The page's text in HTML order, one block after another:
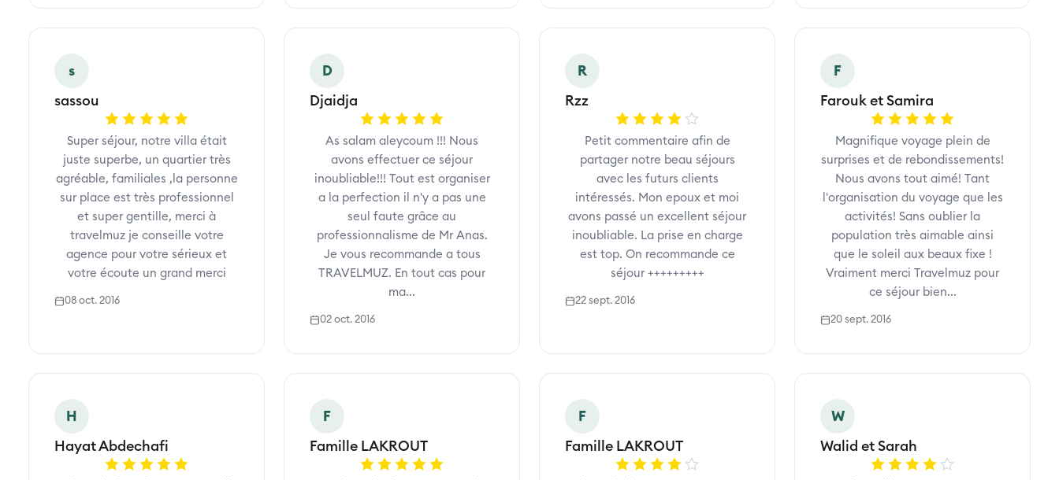
s
sassou
Super séjour, notre villa était
juste superbe, un quartier très
agréable, familiales ,la personne
sur place est très professionnel
et super gentille, merci à
travelmuz je conseille votre
agence pour votre sérieux et
votre écoute un grand merci
08 oct. 2016
D
Djaidja
As salam aleycoum !!! Nous
avons effectuer ce séjour
inoubliable!!! Tout est organiser
a la perfection il n'y a pas une
seul faute grâce au
professionnalisme de Mr Anas.
Je vous recommande a tous
TRAVELMUZ. En tout cas pour
ma...
02 oct. 2016
R
Rzz
Petit commentaire afin de
partager notre beau séjours
avec les futurs clients
intéressés. Mon epoux et moi
avons passé un excellent séjour
inoubliable. La prise en charge
est top. On recommande ce
séjour +++++++++
22 sept. 2016
F
Farouk et Samira
Magnifique voyage plein de
surprises et de rebondissements!
Nous avons tout aimé! Tant
l'organisation du voyage que les
activités! Sans oublier la
population très aimable ainsi
que le soleil aux beaux fixe !
Vraiment merci Travelmuz pour
ce séjour bien...
20 sept. 2016
H
Hayat Abdechafi
F
Famille LAKROUT
F
Famille LAKROUT
W
Walid et Sarah